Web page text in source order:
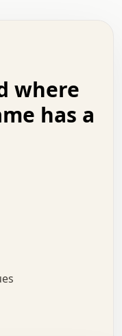
.   .   +   .   .
.   .   .   :   .
.   .   .   .   +
.   o   .   .
.   :   .   .   o
o   .   .   .
.   .   .   .
.   x   .   .
.   .   .   .   o
.   .   .   .   .
.   .   .   +   .
.   .   .   .   .
.   .   .   .
.   .   :   .   x
where
has a